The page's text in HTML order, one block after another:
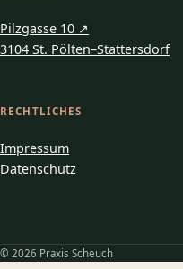
Pilzgasse 10 ↗
3104 St. Pölten–Stattersdorf
RECHTLICHES
Impressum
Datenschutz
© 2026 Praxis Scheuch